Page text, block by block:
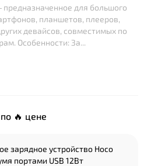
для большого
планшетов, плееров,
девайсов, совместимых по
Особенности: За...
🔥 цене
зарядное устройство Hoco
портами USB 12Вт